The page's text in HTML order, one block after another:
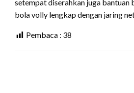
setempat diserahkan juga bantuan
bola volly lengkap dengan jaring
Pembaca : 38